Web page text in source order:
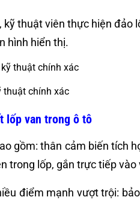
kỹ thuật viên thực hiện
hình hiển thị.
thuật chính xác
lốp van trong ô tô
gồm: thân cảm biến tích
trong lốp, gắn trực tiếp
điểm mạnh vượt trội: